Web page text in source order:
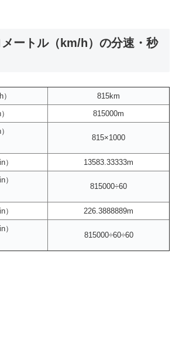
メートル（km/h）の分速・秒
815km
815000m
815×1000
）
13583.33333m
）
815000÷60
）
226.3888889m
）
815000÷60÷60